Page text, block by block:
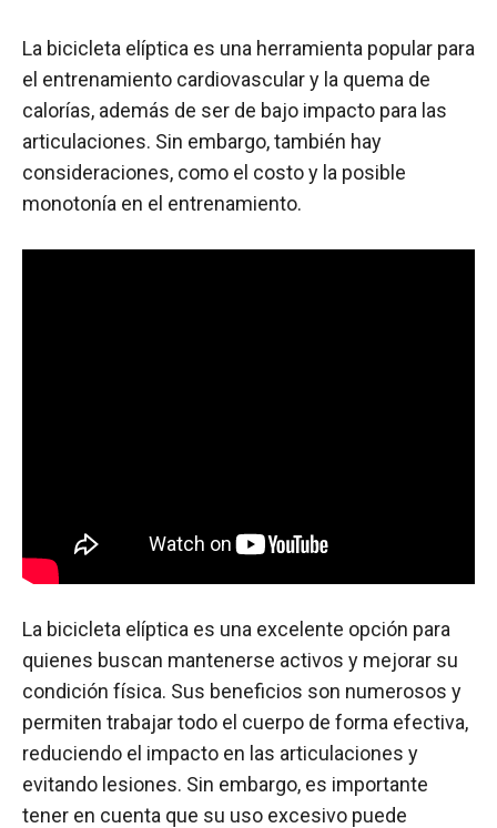
La bicicleta elíptica es una herramienta popular para
el entrenamiento cardiovascular y la quema de
calorías, además de ser de bajo impacto para las
articulaciones. Sin embargo, también hay
consideraciones, como el costo y la posible
monotonía en el entrenamiento.
La bicicleta elíptica es una excelente opción para
quienes buscan mantenerse activos y mejorar su
condición física. Sus beneficios son numerosos y
permiten trabajar todo el cuerpo de forma efectiva,
reduciendo el impacto en las articulaciones y
evitando lesiones. Sin embargo, es importante
tener en cuenta que su uso excesivo puede